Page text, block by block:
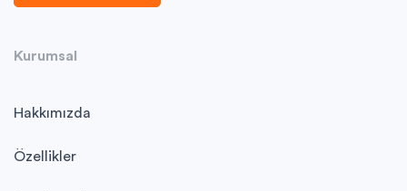
Kurumsal
Hakkımızda
Özellikler